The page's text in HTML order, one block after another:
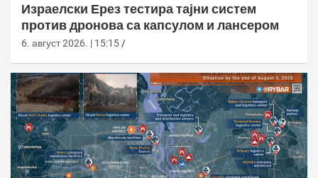
Израелски Ерез тестира тајни систем
против дронова са капсулом и лансером
6. август 2026. | 15:15